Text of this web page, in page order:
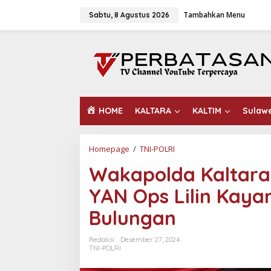
Sabtu, 8 Agustus 2026 Tambahkan Menu
HOME KALTARA KALTIM
Homepage / TNI-POLRI
k
a
p
o
a
Wakapolda Kaltara
YAN Ops Lilin
Bulungan
Redaksi
Desember 27, 2024
TNI-POLRI